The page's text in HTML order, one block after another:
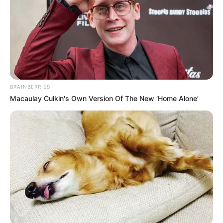
Langka Banget! 10 Pose Lucu
Katak yang Bikin Ketawa
Gemes
Ambyar! 10 Kalimat Baper
Pakai Bahasa Jawa Ini Bikin
Galau Abis
BRAINBERRIES
Macaulay Culkin's Own Version Of The New ‘Home Alone’